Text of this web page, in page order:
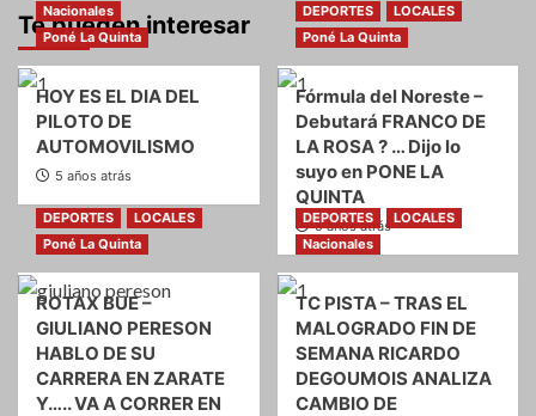
Te pueden interesar
Nacionales
Poné La Quinta
HOY ES EL DIA DEL
PILOTO DE
AUTOMOVILISMO
5 años atrás
DEPORTES
LOCALES
Poné La Quinta
Fórmula del Noreste –
Debutará FRANCO DE
LA ROSA ? … Dijo lo
suyo en PONE LA
QUINTA
5 años atrás
DEPORTES
LOCALES
Poné La Quinta
ROTAX BUE –
GIULIANO PERESON
HABLO DE SU
CARRERA EN ZARATE
Y….. VA A CORRER EN
DEPORTES
LOCALES
Nacionales
TC PISTA – TRAS EL
MALOGRADO FIN DE
SEMANA RICARDO
DEGOUMOIS ANALIZA
CAMBIO DE